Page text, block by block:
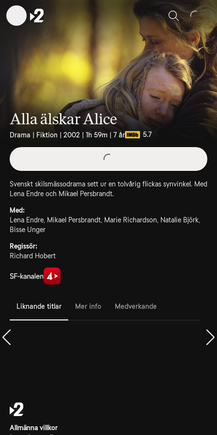
Sök
Alla älskar Alice
Drama | Fiktion | 2002 | 1h 59m | 7 år 5.7
Svenskt skilsmässodrama sett ur en tolvårig flickas synvinkel. Med
Lena Endre och Mikael Persbrandt.
Med:
Lena Endre, Mikael Persbrandt, Marie Richardson, Natalie Björk,
Bisse Unger
Regissör:
Richard Hobert
Liknande titlar Mer info Medverkande
Allmänna villkor